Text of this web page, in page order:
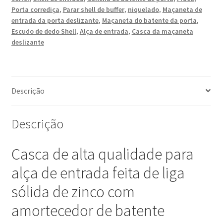
acabamento
fosco
acetinado,
135
Alavanca
entrada
HH-
P135SN
com
Buffer
de
Porta corrediça, Parar shell de buffer, niquelado, Maçaneta de
entrada da porta deslizante, Maçaneta do batente da porta,
Escudo de dedo Shell, Alça de entrada, Casca da maçaneta
deslizante
Descrição
Descrição
Casca de alta qualidade para
alça de entrada feita de liga
sólida de zinco com
amortecedor de batente